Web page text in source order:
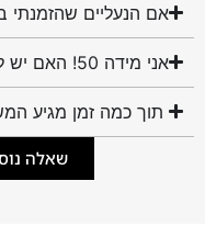
אם הנעליים שהזמנתי
אני מידה 50! האם יש לכם נעליים במידה שלי?
תוך כמה זמן מגיע
שאלה